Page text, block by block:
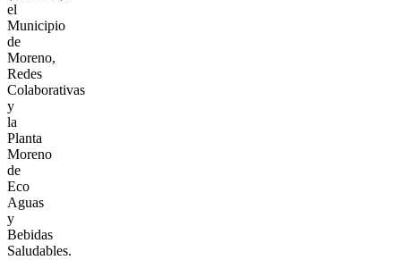
el
Municipio
de
Moreno,
Redes
Colaborativas
y
la
Planta
Moreno
de
Eco
Aguas
y
Bebidas
Saludables.